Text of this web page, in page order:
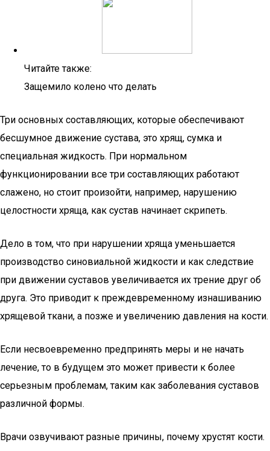
Читайте также:
Защемило колено что делать
Три основных составляющих, которые обеспечивают
бесшумное движение сустава, это хрящ, сумка и
специальная жидкость. При нормальном
функционировании все три составляющих работают
слажено, но стоит произойти, например, нарушению
целостности хряща, как сустав начинает скрипеть.
Дело в том, что при нарушении хряща уменьшается
производство синовиальной жидкости и как следствие
при движении суставов увеличивается их трение друг об
друга. Это приводит к преждевременному изнашиванию
хрящевой ткани, а позже и увеличению давления на кости.
Если несвоевременно предпринять меры и не начать
лечение, то в будущем это может привести к более
серьезным проблемам, таким как заболевания суставов
различной формы.
Врачи озвучивают разные причины, почему хрустят кости.